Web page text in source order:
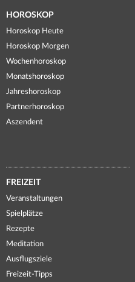
HOROSKOP
Horoskop Heute
Horoskop Morgen
Wochenhoroskop
Monatshoroskop
Jahreshoroskop
Partnerhoroskop
Aszendent
FREIZEIT
Veranstaltungen
Spielplätze
Rezepte
Meditation
Ausflugsziele
Freizeit-Tipps